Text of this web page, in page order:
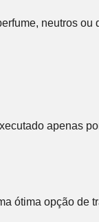
neutros ou
apenas
ótima opção de